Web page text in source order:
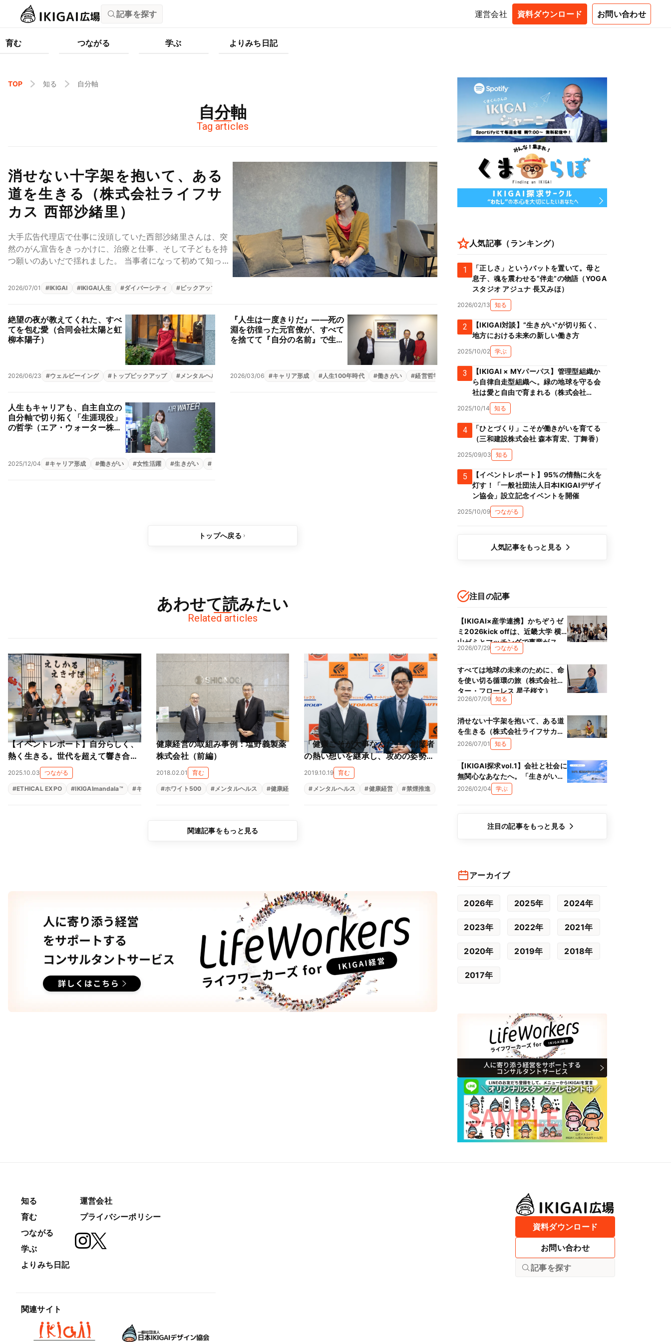
記事を探す 運営会社 資料ダウンロード お問い合わせ
育む つながる 学ぶ よりみち日記
TOP 知る 自分軸
自分軸
Tag articles
消せない十字架を抱いて、ある
道を生きる（株式会社ライフサ
カス 西部沙緒里）
大手広告代理店で仕事に没頭していた西部沙緒里さんは、突
然のがん宣告をきっかけに、治療と仕事、そして子どもを持
つ願いのあいだで揺れました。 当事者になって初めて知った
2026/07/01 #IKIGAI #IKIGAI人生 #ダイバーシティ #ピックアップ
絶望の夜が教えてくれた、すべ
てを包む愛（合同会社太陽と虹
柳本陽子）
2026/06/23 #ウェルビーイング # トップピックアップ #メンタルヘルス #生きがい #自分軸 #自己理解
『人生は一度きりだ』――死の
淵を彷徨った元官僚が、すべて
を捨てて『自分の名前』で生き
2026/03/06 #キャリア形成 #人生100年時代 #働きがい #経営哲学 自分軸
人生もキャリアも、自主自立の
自分軸で切り拓く「生涯現役」
の哲学（エア・ウォーター株式
2025/12/04 #キャリア形成 #働きがい #女性活躍 #生きがい #
トップへ戻る
あわせて読みたい
Related articles
【イベントレポート】自分らしく、
熱く生きる。世代を超えて響き合っ
た「働くことの意味」
2025.10.03 つながる
#ETHICAL EXPO #IKIGAImandala™ #キャリア形成 #パーパス経営 #健康経営 #働きがい #生きがい
健康経営の取組み事例：塩野義製薬
株式会社（前編）
2018.02.01 育む
#ホワイト500 #メンタルヘルス #健康経営 生活習慣病対策 禁煙推進
「健康こそが大事なんだ」。創業者
の熱い想いを継承し、攻めの姿勢で
健康経営を実践
2019.10.19 育む
# メンタルヘルス #健康経営 #禁煙推進
関連記事をもっと見る
人気記事（ランキング）
1
「正しさ」というバットを置いて。母と
息子、魂を震わせる“伴走”の物語（YOGA
スタジオ アジュナ 長又みほ）
2026/02/13 知る
2
【IKIGAI対談】”生きがい”が切り拓く、
地方における未来の新しい働き方
2025/10/02 学ぶ
3
【IKIGAI × MYパーパス】管理型組織か
ら自律自走型組織へ。緑の地球を守る会
社は愛と自由で育まれる（株式会社
Green prop 川添克子）
2025/10/14 知る
4
「ひとづくり」こそが働きがいを育てる
（三和建設株式会社 森本育宏、丁舞香）
2025/09/03 知る
5
【イベントレポート】95%の情熱に火を
灯す！「一般社団法人日本IKIGAIデザイ
ン協会」設立記念イベントを開催
2025/10/09 つながる
人気記事をもっと見る
注目の記事
【IKIGAI×産学連携】かちぞうゼ
ミ2026kick offは、近畿大学 横
山ゼミとマッチングで事業がス
タート！！
2026/07/29 つながる
すべては地球の未来のために、命
を使い切る循環の旅（株式会社ス
ター・フローレス 星子桜文）
2026/07/09 知る
消せない十字架を抱いて、ある道
を生きる（株式会社ライフサカス
西部沙緒里）
2026/07/01 知る
【IKIGAI探求vol.1】会社と社会に
無関心なあなたへ。「生きがい
（IKIGAI）」は、単なる精神論で
はない理由
2026/02/04 学ぶ
注目の記事をもっと見る
アーカイブ
2026年 2025年 2024年
2023年 2022年 2021年
2020年 2019年 2018年
2017年
資料ダウンロード
お問い合わせ
記事を探す
知る
育む
つながる
学ぶ
よりみち日記
運営会社
プライバシーポリシー
関連サイト